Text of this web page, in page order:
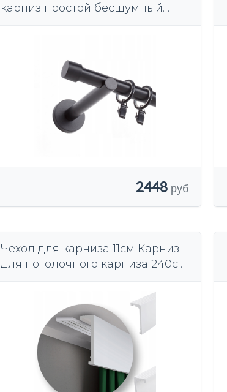
карниз простой бесшумный
2448
Чехол для карниза 11см Карниз
для потолочного карниза 240см